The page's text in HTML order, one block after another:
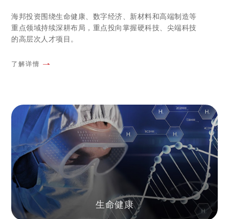
海邦投资围绕生命健康、数字经济、新材料和高端制造等
重点领域持续深耕布局，重点投向掌握硬科技、尖端科技
的高层次人才项目。
了解详情
生命健康